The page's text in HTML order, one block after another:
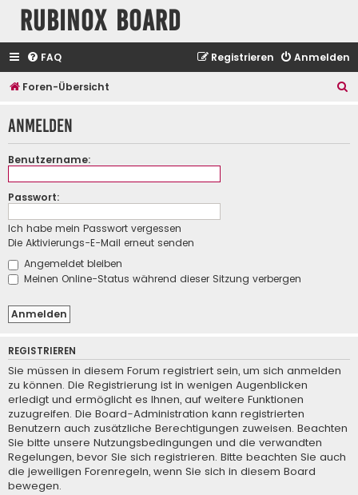
Rubinox Board
FAQ Anmelden
Registrieren
Foren-Übersicht
h
Anmelden
Benutzername:
Passwort:
Ich habe mein Passwort vergessen
Die Aktivierungs-E-Mail erneut senden
Angemeldet bleiben
Meinen Online-Status während dieser Sitzung verbergen
REGISTRIEREN
Sie müssen in diesem Forum registriert sein, um sich anmelden
zu können. Die Registrierung ist in wenigen Augenblicken
erledigt und ermöglicht es Ihnen, auf weitere Funktionen
zuzugreifen. Die Board-Administration kann registrierten
Benutzern auch zusätzliche Berechtigungen zuweisen. Beachten
Sie bitte unsere Nutzungsbedingungen und die verwandten
Regelungen, bevor Sie sich registrieren. Bitte beachten Sie auch
die jeweiligen Forenregeln, wenn Sie sich in diesem Board
bewegen.